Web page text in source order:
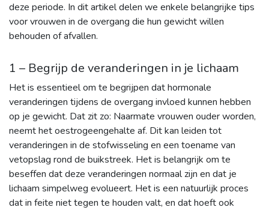
deze periode. In dit artikel delen we enkele belangrijke tips
voor vrouwen in de overgang die hun gewicht willen
behouden of afvallen.
1 – Begrijp de veranderingen in je lichaam
Het is essentieel om te begrijpen dat hormonale
veranderingen tijdens de overgang invloed kunnen hebben
op je gewicht. Dat zit zo: Naarmate vrouwen ouder worden,
neemt het oestrogeengehalte af. Dit kan leiden tot
veranderingen in de stofwisseling en een toename van
vetopslag rond de buikstreek. Het is belangrijk om te
beseffen dat deze veranderingen normaal zijn en dat je
lichaam simpelweg evolueert. Het is een natuurlijk proces
dat in feite niet tegen te houden valt, en dat hoeft ook